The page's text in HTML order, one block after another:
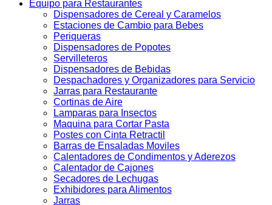
Equipo para Restaurantes
Dispensadores de Cereal y Caramelos
Estaciones de Cambio para Bebes
Periqueras
Dispensadores de Popotes
Servilleteros
Dispensadores de Bebidas
Despachadores y Organizadores para Servicio
Jarras para Restaurante
Cortinas de Aire
Lamparas para Insectos
Maquina para Cortar Pasta
Postes con Cinta Retractil
Barras de Ensaladas Moviles
Calentadores de Condimentos y Aderezos
Calentador de Cajones
Secadores de Lechugas
Exhibidores para Alimentos
Jarras